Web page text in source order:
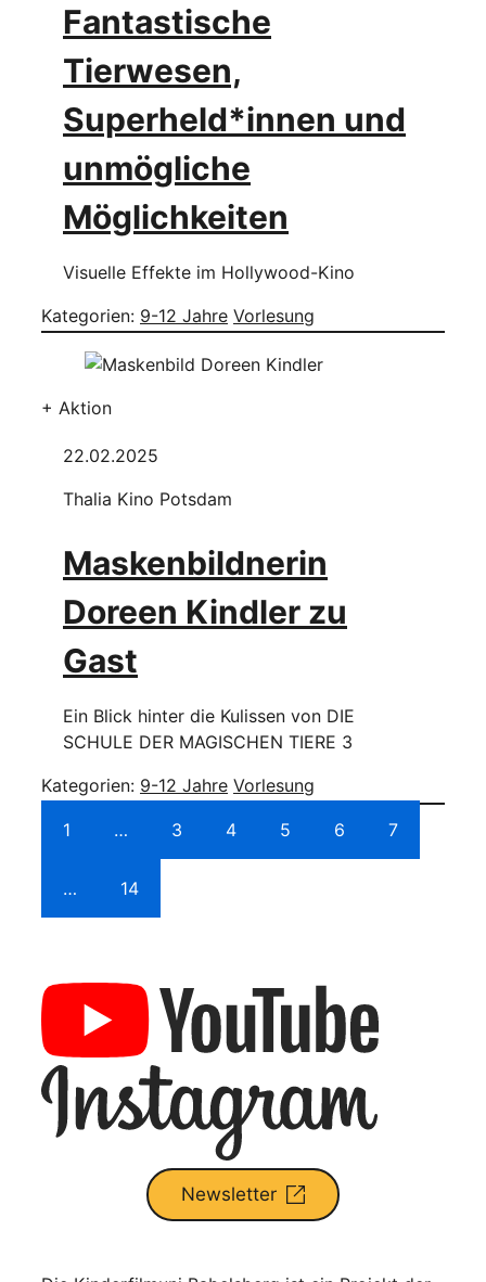
Fantastische
Tierwesen,
Superheld*innen und
unmögliche
Möglichkeiten
Visuelle Effekte im Hollywood-Kino
Kategorien: 9-12 Jahre Vorlesung
+ Aktion
22.02.2025
Thalia Kino Potsdam
Maskenbildnerin
Doreen Kindler zu
Gast
Ein Blick hinter die Kulissen von DIE
SCHULE DER MAGISCHEN TIERE 3
Kategorien: 9-12 Jahre Vorlesung
1 … 3 4 5 6 7
… 14
Newsletter